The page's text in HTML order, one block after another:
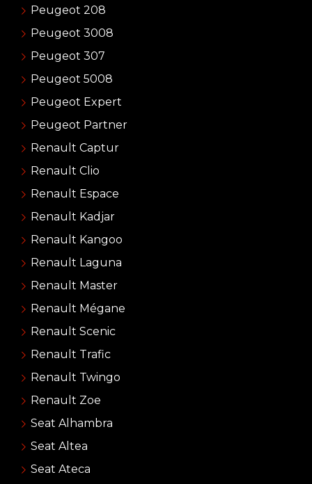
Peugeot 208
Peugeot 3008
Peugeot 307
Peugeot 5008
Peugeot Expert
Peugeot Partner
Renault Captur
Renault Clio
Renault Espace
Renault Kadjar
Renault Kangoo
Renault Laguna
Renault Master
Renault Mégane
Renault Scenic
Renault Trafic
Renault Twingo
Renault Zoe
Seat Alhambra
Seat Altea
Seat Ateca